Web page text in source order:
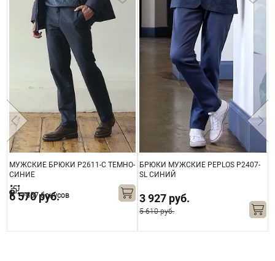
МУЖСКИЕ БРЮКИ P2611-C ТЕМНО-
СИНИЕ
6 570 руб.
+657 бонусов
БРЮКИ МУЖСКИЕ PEPLOS P2407-
SL СИНИЙ
3 927 руб.
5 610 руб.